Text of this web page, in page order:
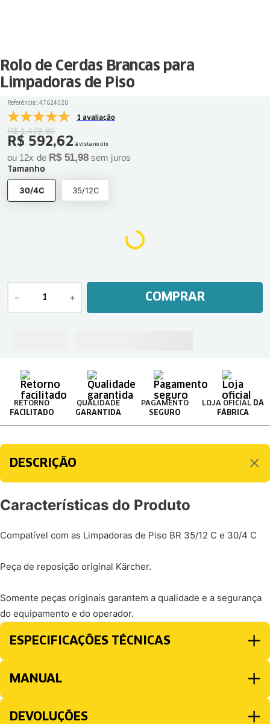
Rolo de Cerdas Brancas para
Limpadoras de Piso
Referência::47624520
1 avaliação
R$ 1.479,80
R$ 592,62 à vista no pix
ou 12x de R$ 51,98 sem juros
Tamanho
30/4C 35/12C
＋
－ COMPRAR
RETORNO
FACILITADO
QUALIDADE
GARANTIDA
PAGAMENTO
SEGURO
LOJA OFICIAL DA
FÁBRICA
DESCRIÇÃO
Características do Produto
Compatível com as Limpadoras de Piso BR 35/12 C e 30/4 C
Peça de reposição original Kärcher.
Somente peças originais garantem a qualidade e a segurança
do equipamento e do operador.
ESPECIFICAÇÕES TÉCNICAS
MANUAL
DEVOLUÇÕES